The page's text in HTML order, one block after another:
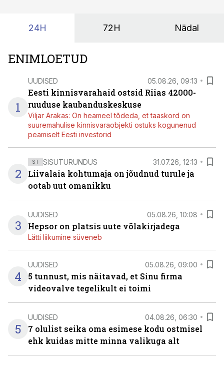
24H 72H Nädal
ENIMLOETUD
1
UUDISED 05.08.26, 09:13
Eesti kinnisvarahaid ostsid Riias 42000-
ruuduse kaubanduskeskuse
Viljar Arakas: On heameel tõdeda, et taaskord on
suuremahulise kinnisvaraobjekti ostuks kogunenud
peamiselt Eesti investorid
2
ST SISUTURUNDUS 31.07.26, 12:13
Liivalaia kohtumaja on jõudnud turule ja
ootab uut omanikku
3
UUDISED 05.08.26, 10:08
Hepsor on platsis uute võlakirjadega
Lätti liikumine süveneb
4
UUDISED 05.08.26, 09:00
5 tunnust, mis näitavad, et Sinu firma
videovalve tegelikult ei toimi
5
UUDISED 04.08.26, 06:30
7 olulist seika oma esimese kodu ostmisel
ehk kuidas mitte minna valikuga alt